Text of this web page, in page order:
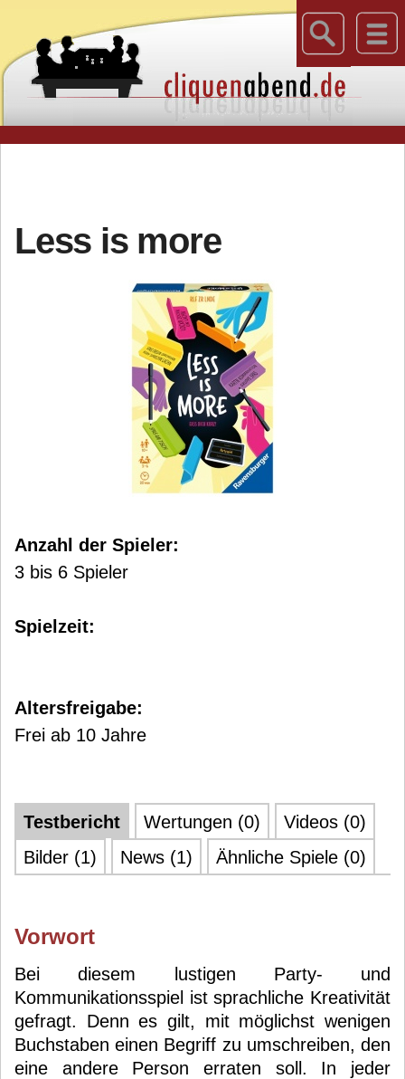
Less is more
Anzahl der Spieler:
3 bis 6 Spieler
Spielzeit:
Altersfreigabe:
Frei ab 10 Jahre
Testbericht Wertungen (0)
Videos (0)
Bilder (1)
News (1) Ähnliche Spiele (0)
Vorwort
Bei diesem lustigen Party- und
Kommunikationsspiel ist sprachliche Kreativität
gefragt. Denn es gilt, mit möglichst wenigen
Buchstaben einen Begriff zu umschreiben, den
eine andere Person erraten soll. In jeder